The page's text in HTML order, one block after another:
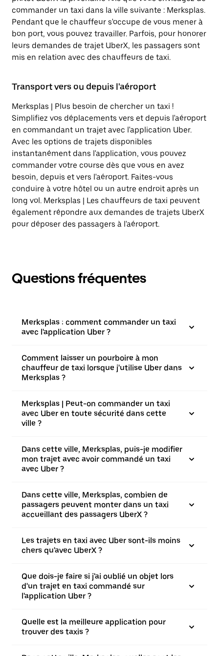
commander un taxi dans la ville suivante : Merksplas.
Pendant que le chauffeur s'occupe de vous mener à
bon port, vous pouvez travailler. Parfois, pour honorer
leurs demandes de trajet UberX, les passagers sont
mis en relation avec des chauffeurs de taxi.
Transport vers ou depuis l'aéroport
Merksplas | Plus besoin de chercher un taxi !
Simplifiez vos déplacements vers et depuis l'aéroport
en commandant un trajet avec l'application Uber.
Avec les options de trajets disponibles
instantanément dans l'application, vous pouvez
commander votre course dès que vous en avez
besoin, depuis et vers l'aéroport. Faites-vous
conduire à votre hôtel ou un autre endroit après un
long vol. Merksplas | Les chauffeurs de taxi peuvent
également répondre aux demandes de trajets UberX
pour déposer des passagers à l'aéroport.
Questions fréquentes
Merksplas : comment commander un taxi
avec l'application Uber ?
Comment laisser un pourboire à mon
chauffeur de taxi lorsque j'utilise Uber dans
Merksplas ?
Merksplas | Peut-on commander un taxi
avec Uber en toute sécurité dans cette
ville ?
Dans cette ville, Merksplas, puis-je modifier
mon trajet avec avoir commandé un taxi
avec Uber ?
Dans cette ville, Merksplas, combien de
passagers peuvent monter dans un taxi
accueillant des passagers UberX ?
Les trajets en taxi avec Uber sont-ils moins
chers qu'avec UberX ?
Que dois-je faire si j'ai oublié un objet lors
d'un trajet en taxi commandé sur
l'application Uber ?
Quelle est la meilleure application pour
trouver des taxis ?